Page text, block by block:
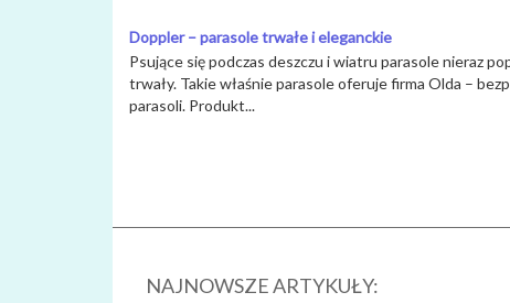
Doppler – parasole trwałe i eleganckie
Psujące się podczas deszczu i wiatru parasole nieraz
trwały. Takie właśnie parasole oferuje firma Olda –
parasoli. Produkt...
NAJNOWSZE ARTYKUŁY: